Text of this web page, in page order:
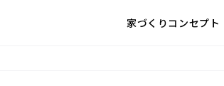
家づくりコンセプト